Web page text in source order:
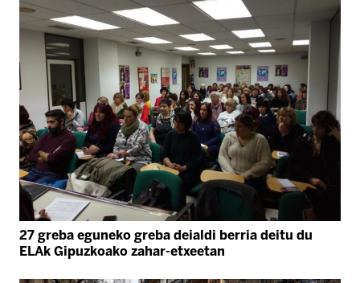
27 greba eguneko greba deialdi berria deitu du
ELAk Gipuzkoako zahar-etxeetan